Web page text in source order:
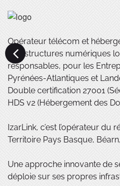
Opérateur télécom et
Infrastructures numériques
responsables, pour les
Pyrénées-Atlantiques et
Double certification 27001
HDS v2 (Hébergement des
IzarLink, c’est l’opérateur du
Territoire Pays Basque,
Une approche innovante de
déploie sur ses propres